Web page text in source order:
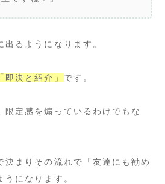
るようになります。
「即決と紹介」 です。
限定感を煽っているわけでもな
決まりその流れで「友達にも勧め
になります。